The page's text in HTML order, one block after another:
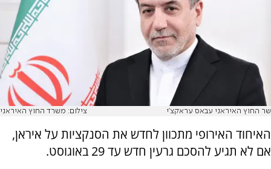
שר החוץ האיראני עבאס עראקצ'י צילום: משרד החוץ האיראני
האיחוד האירופי מתכוון לחדש את הסנקציות על איראן,
אם לא תגיע להסכם גרעין חדש עד 29 באוגוסט.